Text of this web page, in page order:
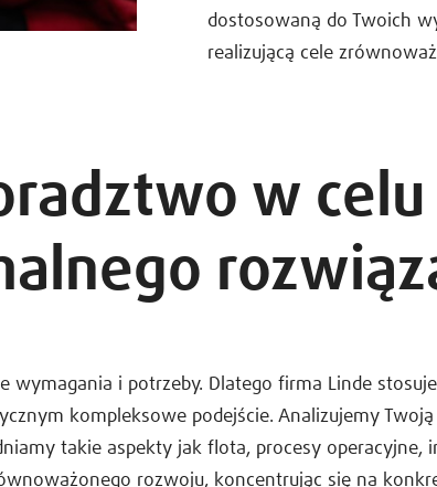
dostosowaną do Twoich
realizującą cele
w
wymagania i potrzeby. Dlatego firma Linde
kompleksowe podejście. Analizujemy
takie aspekty jak flota, procesy operacyjne,
rozwoju, koncentrując się na